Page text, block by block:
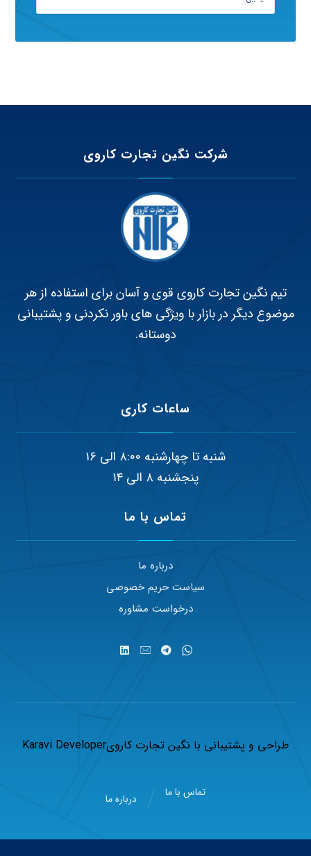
شرکت نگین تجارت کاروی
تیم نگین تجارت کاروی قوی و آسان برای استفاده از هر
موضوع دیگر در بازار با ویژگی های باور نکردنی و پشتیبانی
دوستانه.
ساعات کاری
شنبه تا چهارشنبه ۸:۰۰ الی ۱۶
پنجشنبه ۸ الی ۱۴
تماس با ما
درباره ما
سیاست حریم خصوصی
درخواست مشاوره
طراحی و پشتیبانی با نگین تجارت کارویKaravi Developer
تماس با ما درباره ما